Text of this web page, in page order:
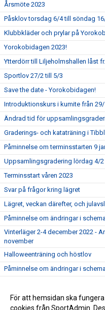
Årsmöte 2023
Påsklov torsdag 6/4 till söndag
Klubbkläder och prylar på
Yorokobidagen 2023!
Ytterdörr till Liljeholmshallen låst
Sportlov 27/2 till 5/3
Save the date - Yorokobidagen!
Introduktionskurs i kumite från 29/
Ändrad tid för
Graderings- och kataträning i
Påminnelse om terminsstarten 9
Uppsamlingsgradering lördag 4/2
Terminsstart våren 2023
Svar på frågor kring lägret
Lägret, veckan därefter, och
Påminnelse om ändringar i
Vinterläger 2-4 december 2022 -
november
Halloweenträning och höstlov
Påminnelse om ändringar i
För att hemsidan ska
cookies från SportAdmin.